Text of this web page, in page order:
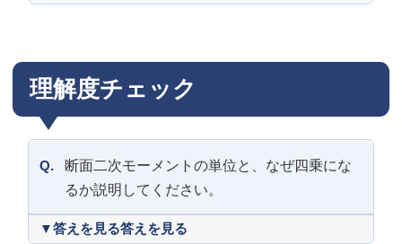
理解度チェック
Q.
断面二次モーメントの単位と、なぜ四乗にな
るか説明してください。
答えを見る